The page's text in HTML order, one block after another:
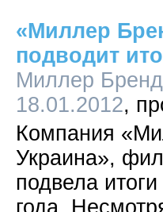
«Миллер
подводит
Миллер
18.01.2012
Компания
Украина»,
подвела
года.